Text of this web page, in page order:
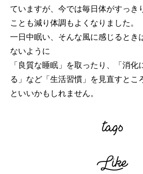
ていますが、今では毎日体がすっき
ことも減り体調もよくなりました。
一日中眠い、そんな風に感じるとき
ないように
「良質な睡眠」を取ったり、「消
る」など「生活習慣」を見直すとこ
といいかもしれません。